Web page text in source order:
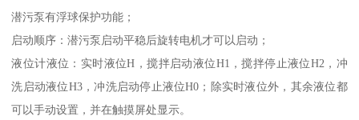
潜污泵有浮球保护功能；
启动顺序：潜污泵启动平稳后旋转电机才可以启动；
液位计液位：实时液位H，搅拌启动液位H1，搅拌停止液位H2，冲
洗启动液位H3，冲洗启动停止液位H0；除实时液位外，其余液位都
可以手动设置，并在触摸屏处显示。